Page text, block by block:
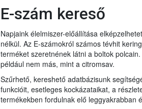
E-szám kereső
Napjaink élelmiszer-előállítása
nélkül. Az E-számokról számos tévhit
terméket szeretnének látni a boltok
például nem más, mint a citromsav.
Szűrhető, kereshető adatbázisunk
funkcióit, esetleges kockázataikat, a
termékekben fordulnak elő leggyakrabban